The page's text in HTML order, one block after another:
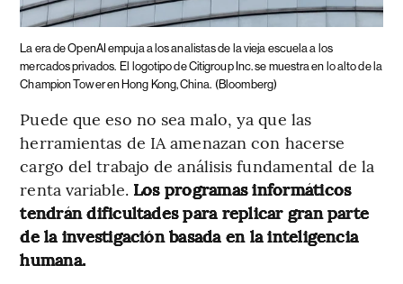
La era de OpenAI empuja a los analistas de la vieja escuela a los
mercados privados. El logotipo de Citigroup Inc. se muestra en lo alto de la
Champion Tower en Hong Kong, China. (Bloomberg)
Puede que eso no sea malo, ya que las
herramientas de IA amenazan con hacerse
cargo del trabajo de análisis fundamental de la
renta variable. Los programas informáticos
tendrán dificultades para replicar gran parte
de la investigación basada en la inteligencia
humana.